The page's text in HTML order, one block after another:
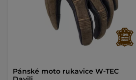
Pánské moto rukavice W-TEC